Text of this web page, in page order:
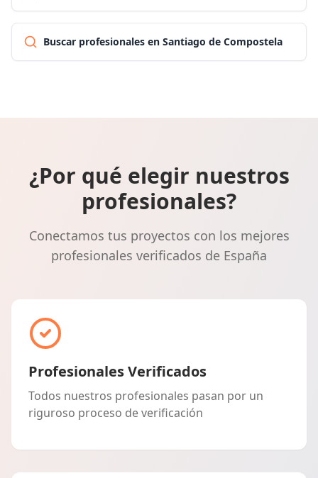
Buscar profesionales en Santiago de Compostela
¿Por qué elegir nuestros
profesionales?
Conectamos tus proyectos con los mejores
profesionales verificados de España
Profesionales Verificados
Todos nuestros profesionales pasan por un
riguroso proceso de verificación